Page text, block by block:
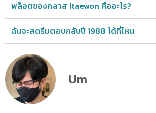
พล็อตของคลาส Itaewon คืออะไร?
ฉันจะสตรีมตอบกลับปี 1988 ได้ที่ไหน
Um